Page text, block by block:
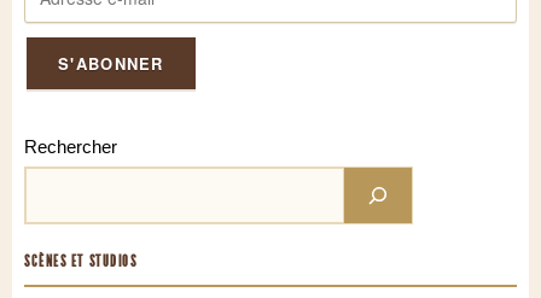
Rechercher
SCÈNES ET STUDIOS